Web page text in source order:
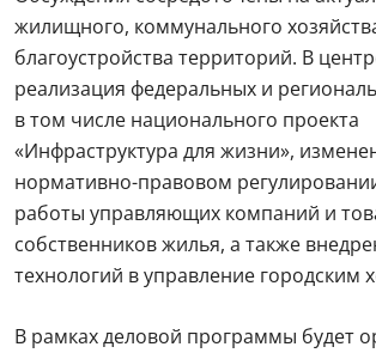
жилищного, коммунального
благоустройства территорий. В
реализация федеральных и
в том числе национального проекта
«Инфраструктура для жизни»,
нормативно-правовом
работы управляющих компаний и
собственников жилья, а также
технологий в управление городским
В рамках деловой программы будет